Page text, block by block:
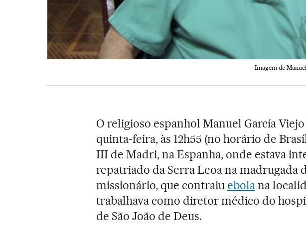
Imagem de
O religioso espanhol Manuel García
quinta-feira, às 12h55 (no horário de
III de Madri, na Espanha, onde estava
repatriado da Serra Leoa na madrugada
missionário, que contraiu ebolana
trabalhava como diretor médico do
de São João de Deus.